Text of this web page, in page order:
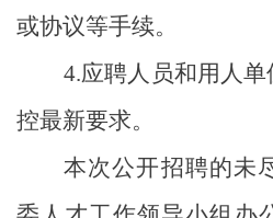
或协议等手续。
4.应聘人员和用人
控最新要求。
本次公开招聘的未